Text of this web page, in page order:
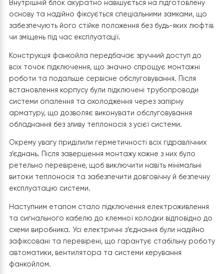
Після надійної фіксації монтажної пластини ми
до встановлення самого фанкойлаRaymer FAN-
Внутрішній блок акуратно навішується на
основу та надійно фіксується спеціальними замками,
забезпечують його стійке положення без будь-яких
чи зміщень під час експлуатації.
Конструкція фанкойла передбачає зручний доступ до
всіх точок підключення, що значно спрощує монтажні
роботи та подальше сервісне обслуговування. Після